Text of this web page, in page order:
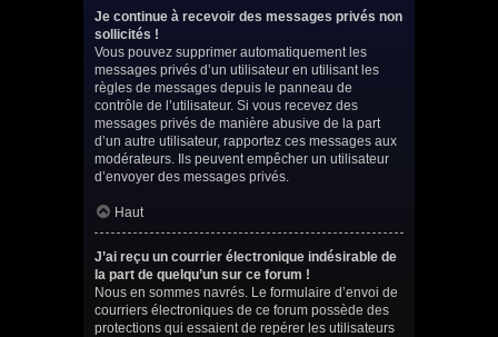
Je continue à recevoir des messages privés non
sollicités !
Vous pouvez supprimer automatiquement les
messages privés d’un utilisateur en utilisant les
règles de messages depuis le panneau de
contrôle de l’utilisateur. Si vous recevez des
messages privés de manière abusive de la part
d’un autre utilisateur, rapportez ces messages aux
modérateurs. Ils peuvent empêcher un utilisateur
d’envoyer des messages privés.
Haut
J’ai reçu un courrier électronique indésirable de
la part de quelqu’un sur ce forum !
Nous en sommes navrés. Le formulaire d’envoi de
courriers électroniques de ce forum possède des
protections qui essaient de repérer les utilisateurs